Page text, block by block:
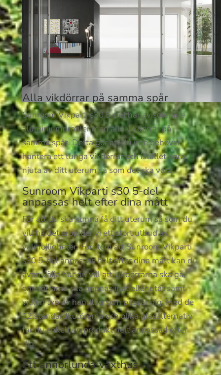
Alla vikdörrar på samma spår
Sunroom Vikparti s30 5-del har avisolerade
aluminiumprofiler med alla vikdörrar på
samma spår. Detta gör att du inte behöver
hantera ett tunga vikdörrar och istället bara
njuta av ditt uterum så som det ska vara.
Sunroom Vikparti s30 5-del
anpassas helt efter dina mått
För att du ska kunna få ditt uterum så som du
vill ha det erbjuder vi ett stort utbud av
valmöjligheter. Förutom att Sunroom Vikparti
s30 5-del anpassas helt efter dina mått kan du
även välja hur du vill att vikdörrarna ska gå,
om dörrarna ska öppnas inåt eller utåt samt
vilken typ av handtag som passar dig. Med de
12 standardkulörerna och olika glasalternativ
får du enkelt en produkt helt anpassad efter
dig.
Ett annorlunda växthus